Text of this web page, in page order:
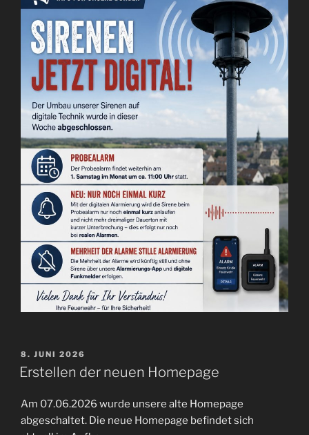
VERÖFFENTLICHT
AM
8. JUNI 2026
Erstellen der neuen Homepage
Am 07.06.2026 wurde unsere alte Homepage
abgeschaltet. Die neue Homepage befindet sich